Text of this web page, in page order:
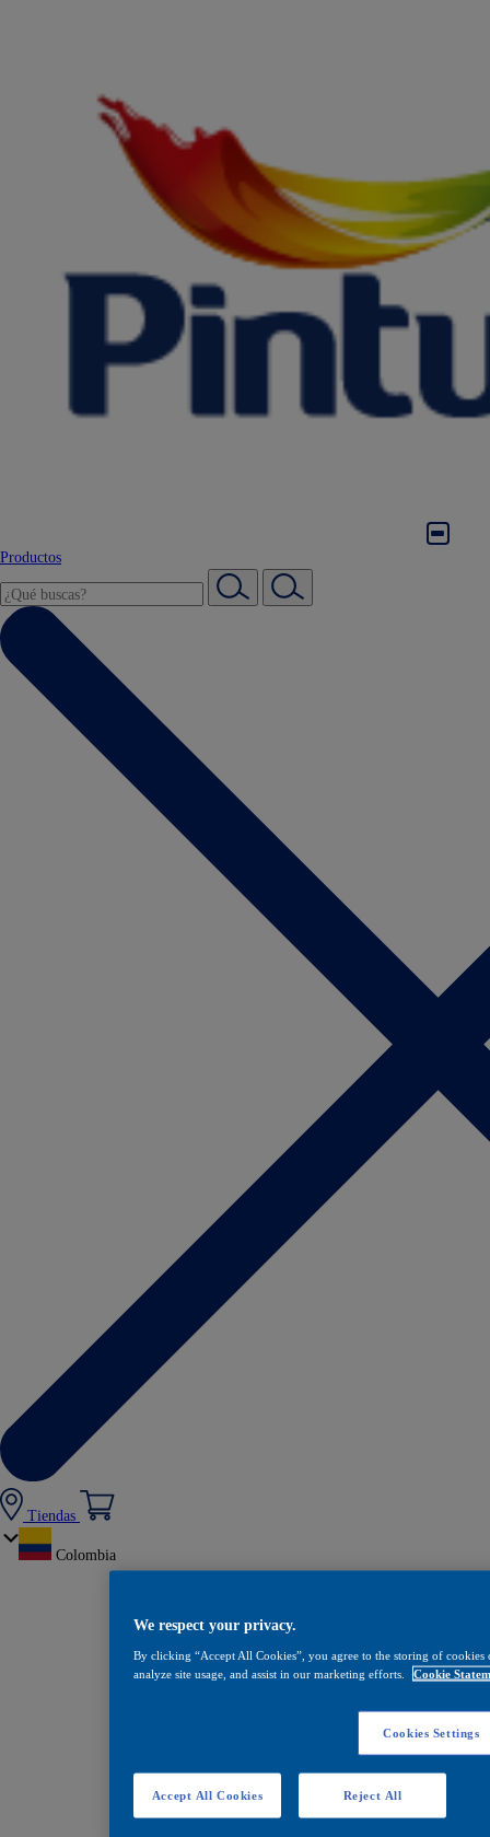
Productos
Tiendas
Colombia
We respect your privacy.
By clicking “Accept All Cookies”, you agree to the storing of
analyze site usage, and assist in our marketing efforts.
Cookie
Cookies Settings
Reject All
Accept All Cookies